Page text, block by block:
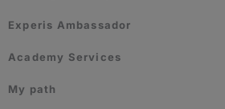
Experis Ambassador
Academy Services
My path